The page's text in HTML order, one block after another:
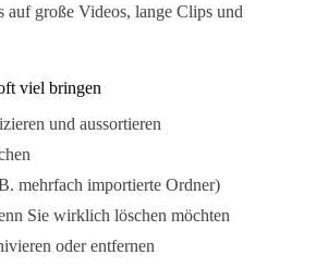
auf große Videos, lange Clips und
viel bringen
und aussortieren
mehrfach importierte Ordner)
Sie wirklich löschen möchten
oder entfernen